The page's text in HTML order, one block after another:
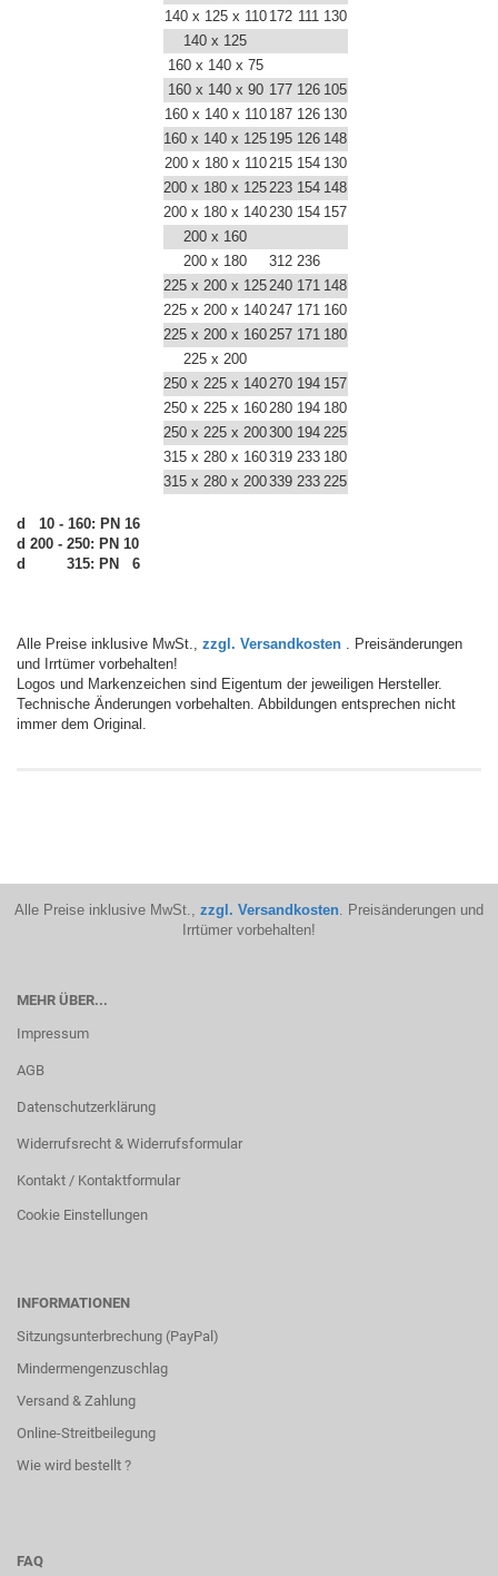
140 x 125 x 110 172 111 130
140 x 125
160 x 140 x 75
160 x 140 x 90 177 126 105
160 x 140 x 110 187 126 130
160 x 140 x 125 195 126 148
200 x 180 x 110215 154 130
200 x 180 x 125223 154 148
200 x 180 x 140230 154 157
200 x 160
200 x 180
312 236
225 x 200 x 125240 171 148
225 x 200 x 140247 171 160
225 x 200 x 160257 171 180
225 x 200
250 x 225 x 140270 194 157
250 x 225 x 160280 194 180
250 x 225 x 200300 194 225
315 x 280 x 160319 233 180
315 x 280 x 200339 233 225
d 10 - 160: PN 16
d 200 - 250: PN 10
d
315: PN 6
Alle Preise inklusive MwSt., zzgl. Versandkosten . Preisänderungen
und Irrtümer vorbehalten!
Logos und Markenzeichen sind Eigentum der jeweiligen Hersteller.
Technische Änderungen vorbehalten. Abbildungen entsprechen nicht
immer dem Original.
Alle Preise inklusive MwSt., zzgl. Versandkosten. Preisänderungen und
Irrtümer vorbehalten!
MEHR ÜBER...
Impressum
AGB
Datenschutzerklärung
Widerrufsrecht & Widerrufsformular
Kontakt / Kontaktformular
Cookie Einstellungen
INFORMATIONEN
Sitzungsunterbrechung (PayPal)
Mindermengenzuschlag
Versand & Zahlung
Online-Streitbeilegung
Wie wird bestellt ?
FAQ